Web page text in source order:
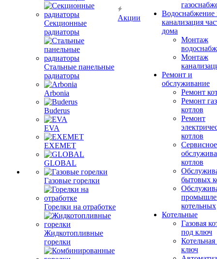
Секционные
радиаторы
Стальные панельные
радиаторы
Arbonia
Buderus
EVA
EXEMET
GLOBAL
Газовые горелки
Горелки на отработке
Жидкотопливные
горелки
Акции
Водоснабжение
канализация
дома
Монтаж
Монтаж
Ремонт и
обслуживание
Ремонт
Ремонт
котлов
Ремонт
котлов
Сервисное
котлов
бытовых
котельных
Котельные
Газовая
под ключ
ключ